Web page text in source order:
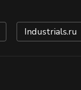
Industrials.ru